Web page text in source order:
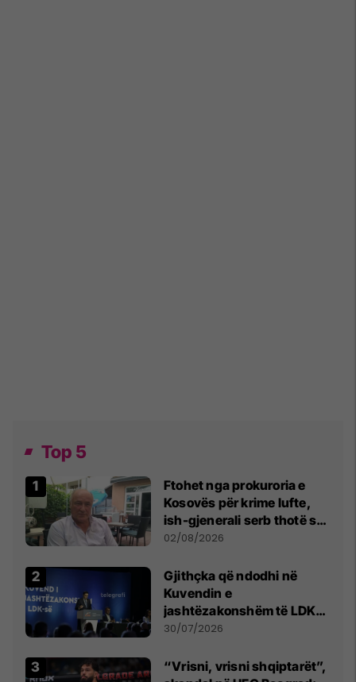
Top 5
Ftohet nga prokuroria e
Kosovës për krime lufte,
ish-gjenerali serb thotë se
dikush e tradhtoi në
02/08/2026
Gjithçka që ndodhi në
Kuvendin e
jashtëzakonshëm të LDK-
së
30/07/2026
“Vrisni, vrisni shqiptarët”,